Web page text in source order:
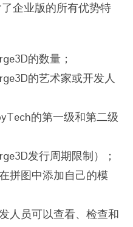
企业版的所有优势特
的数量；
的艺术家或开发人
的第一级和第二级
发行周期限制）；
拼图中添加自己的模
人员可以查看、检查和